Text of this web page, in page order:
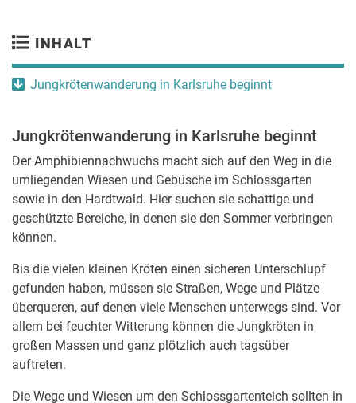
INHALT
Jungkrötenwanderung in Karlsruhe beginnt
Jungkrötenwanderung in Karlsruhe beginnt
Der Amphibiennachwuchs macht sich auf den Weg in die
umliegenden Wiesen und Gebüsche im Schlossgarten
sowie in den Hardtwald. Hier suchen sie schattige und
geschützte Bereiche, in denen sie den Sommer verbringen
können.
Bis die vielen kleinen Kröten einen sicheren Unterschlupf
gefunden haben, müssen sie Straßen, Wege und Plätze
überqueren, auf denen viele Menschen unterwegs sind. Vor
allem bei feuchter Witterung können die Jungkröten in
großen Massen und ganz plötzlich auch tagsüber
auftreten.
Die Wege und Wiesen um den Schlossgartenteich sollten in